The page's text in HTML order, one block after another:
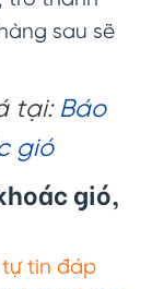
sau sẽ
tại: Báo
gió
gió,
tin đáp